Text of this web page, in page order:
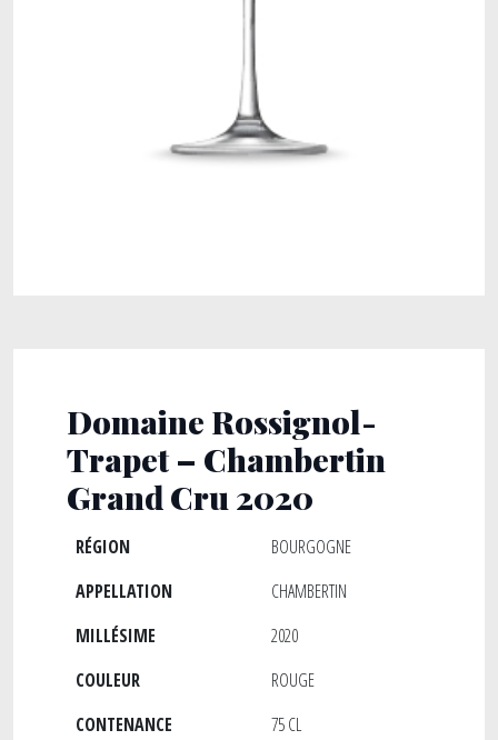
Domaine Rossignol-
Trapet – Chambertin
Grand Cru 2020
RÉGION
BOURGOGNE
APPELLATION
CHAMBERTIN
MILLÉSIME
2020
COULEUR
ROUGE
CONTENANCE
75 CL